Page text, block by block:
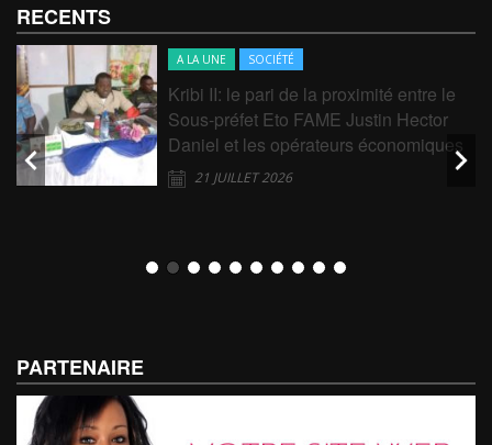
RECENTS
A LA UNE SOCIÉTÉ
Kribi II: le pari de la proximité entre le
Sous-préfet Eto FAME Justin Hector
Daniel et les opérateurs économiques
21 JUILLET 2026
PARTENAIRE